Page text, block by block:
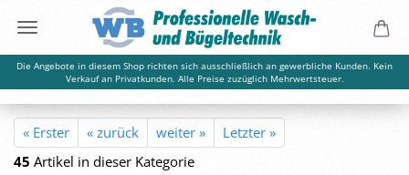
Die Angebote in diesem Shop richten sich ausschließlich an gewerbliche Kunden. Kein
Verkauf an Privatkunden. Alle Preise zuzüglich Mehrwertsteuer.
« Erster « zurück weiter »
Letzter »
45 Artikel in dieser Kategorie